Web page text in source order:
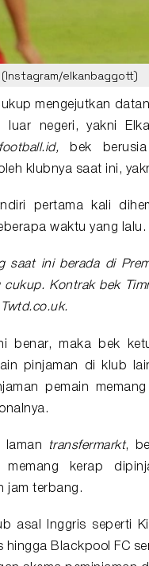
elkanbaggott)
mengejutkan
luar negeri, yakni
bek berusia
klubnya saat ini,
pertama kali
waktu yang lalu.
saat ini berada di
cukup. Kontrak bek
Twtd.co.uk.
benar, maka bek
pinjaman di klub
pemain
laman transfermarkt,
memang kerap
jam terbang.
asal Inggris seperti
hingga Blackpool FC